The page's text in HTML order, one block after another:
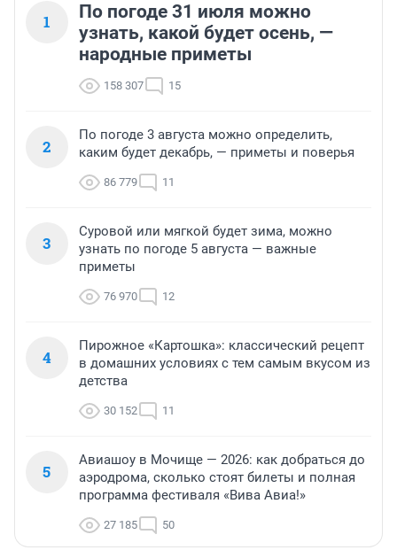
1
По погоде 31 июля можно
узнать, какой будет осень, —
народные приметы
158 307 15
2
По погоде 3 августа можно определить,
каким будет декабрь, — приметы и поверья
86 779 11
3
Суровой или мягкой будет зима, можно
узнать по погоде 5 августа — важные
приметы
76 970 12
4
Пирожное «Картошка»: классический рецепт
в домашних условиях с тем самым вкусом из
детства
30 152 11
5
Авиашоу в Мочище — 2026: как добраться до
аэродрома, сколько стоят билеты и полная
программа фестиваля «Вива Авиа!»
27 185 50